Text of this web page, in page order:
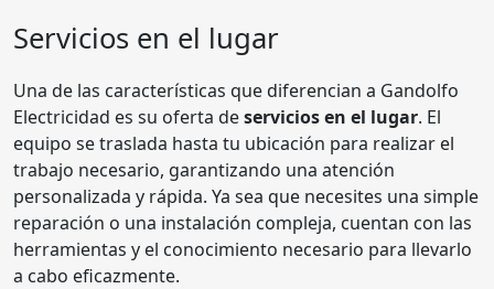
Servicios en el lugar
Una de las características que diferencian a Gandolfo
Electricidad es su oferta deservicios en el lugar. El
equipo se traslada hasta tu ubicación para realizar el
trabajo necesario, garantizando una atención
personalizada y rápida. Ya sea que necesites una simple
reparación o una instalación compleja, cuentan con las
herramientas y el conocimiento necesario para llevarlo
a cabo eficazmente.